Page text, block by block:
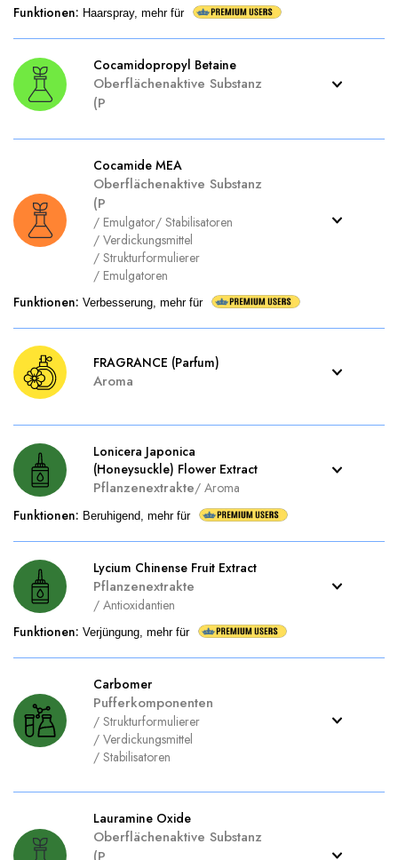
Funktionen: Haarspray, mehr für
Cocamidopropyl Betaine
Oberflächenaktive Substanz
(P
Cocamide MEA
Oberflächenaktive Substanz
(P
/ Emulgator/ Stabilisatoren
/ Verdickungsmittel
/ Strukturformulierer
/ Emulgatoren
Funktionen: Verbesserung, mehr für
FRAGRANCE (Parfum)
Aroma
Lonicera Japonica
(Honeysuckle) Flower Extract
Pflanzenextrakte/ Aroma
Funktionen: Beruhigend, mehr für
Lycium Chinense Fruit Extract
Pflanzenextrakte
/ Antioxidantien
Funktionen: Verjüngung, mehr für
Carbomer
Pufferkomponenten
/ Strukturformulierer
/ Verdickungsmittel
/ Stabilisatoren
Lauramine Oxide
Oberflächenaktive Substanz